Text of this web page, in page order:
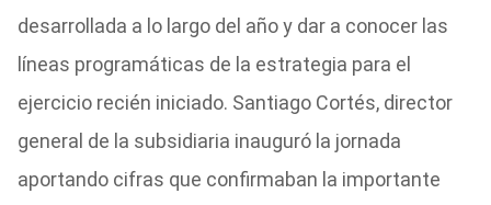
desarrollada a lo largo del año y dar a conocer las
líneas programáticas de la estrategia para el
ejercicio recién iniciado. Santiago Cortés, director
general de la subsidiaria inauguró la jornada
aportando cifras que confirmaban la importante